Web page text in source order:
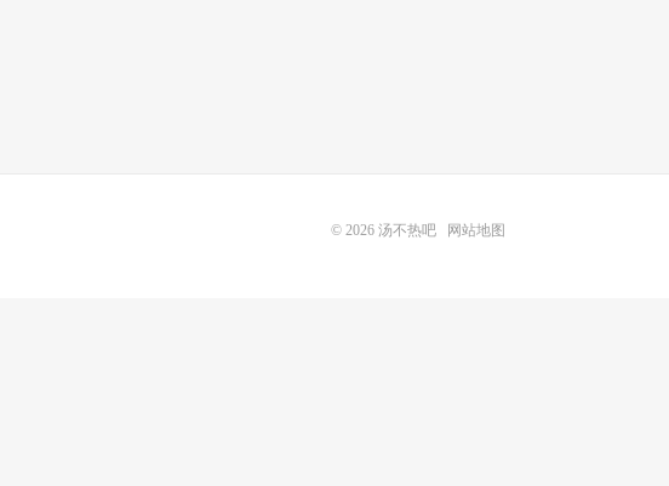
© 2026 汤不热吧 网站地图